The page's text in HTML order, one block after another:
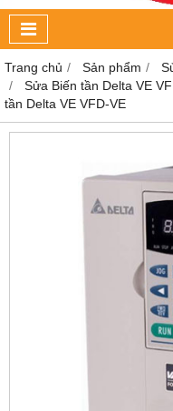
Trang chủ Sản phẩm
Sửa Biến tần Delta VE
tần Delta VE VFD-VE